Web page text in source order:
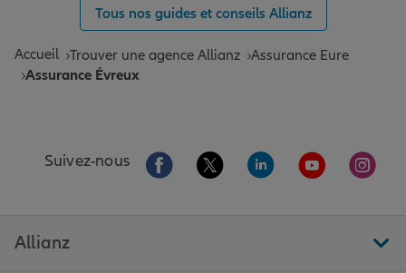
Tous nos guides et conseils Allianz
Accueil Trouver une agence Allianz Assurance Eure
Assurance Évreux
Suivez-nous Aller sur la page Facebook de Allianz
Aller sur la page Twitter de
Aller sur la page
Aller sur la
Aller
Allianz